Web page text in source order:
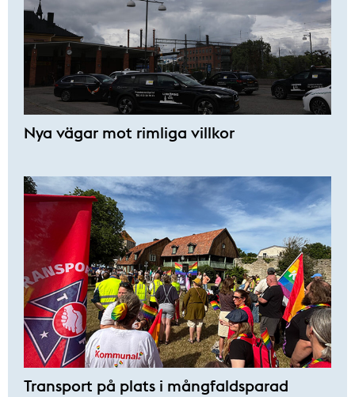
Nya vägar mot rimliga villkor
Transport på plats i mångfaldsparad